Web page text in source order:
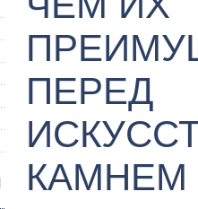
ПЕРЕД
КАМНЕМ